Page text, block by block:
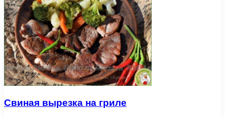
Свиная вырезка на гриле